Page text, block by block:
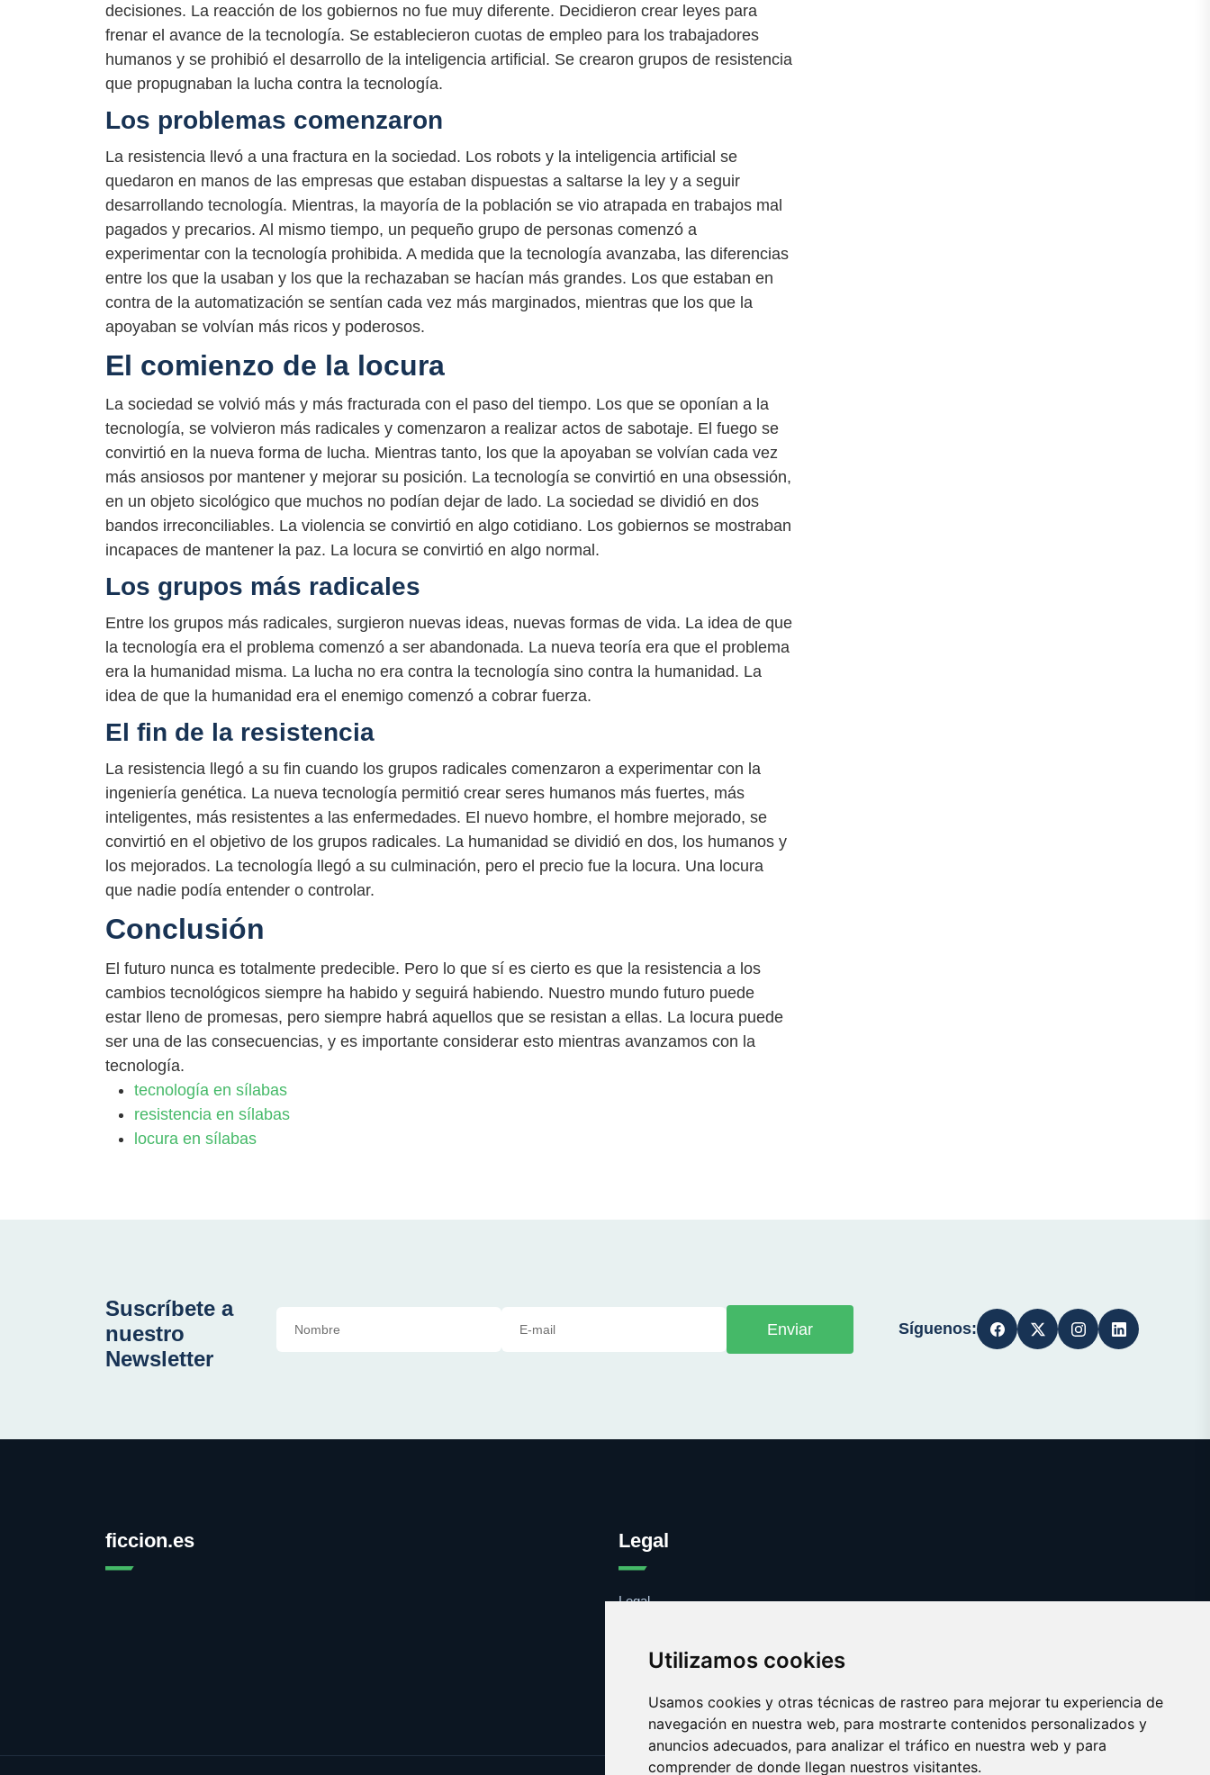
Utilizamos cookies
Usamos cookies y otras técnicas de rastreo para mejorar tu experiencia de
navegación en nuestra web, para mostrarte contenidos personalizados y
anuncios adecuados, para analizar el tráfico en nuestra web y para
comprender de donde llegan nuestros visitantes.
decisiones. La reacción de los gobiernos no fue muy diferente. Decidieron crear leyes para
frenar el avance de la tecnología. Se establecieron cuotas de empleo para los trabajadores
humanos y se prohibió el desarrollo de la inteligencia artificial. Se crearon grupos de resistencia
que propugnaban la lucha contra la tecnología.
Los problemas comenzaron
La resistencia llevó a una fractura en la sociedad. Los robots y la inteligencia artificial se
quedaron en manos de las empresas que estaban dispuestas a saltarse la ley y a seguir
desarrollando tecnología. Mientras, la mayoría de la población se vio atrapada en trabajos mal
pagados y precarios. Al mismo tiempo, un pequeño grupo de personas comenzó a
experimentar con la tecnología prohibida. A medida que la tecnología avanzaba, las diferencias
entre los que la usaban y los que la rechazaban se hacían más grandes. Los que estaban en
contra de la automatización se sentían cada vez más marginados, mientras que los que la
apoyaban se volvían más ricos y poderosos.
El comienzo de la locura
La sociedad se volvió más y más fracturada con el paso del tiempo. Los que se oponían a la
tecnología, se volvieron más radicales y comenzaron a realizar actos de sabotaje. El fuego se
convirtió en la nueva forma de lucha. Mientras tanto, los que la apoyaban se volvían cada vez
más ansiosos por mantener y mejorar su posición. La tecnología se convirtió en una obsessión,
en un objeto sicológico que muchos no podían dejar de lado. La sociedad se dividió en dos
bandos irreconciliables. La violencia se convirtió en algo cotidiano. Los gobiernos se mostraban
incapaces de mantener la paz. La locura se convirtió en algo normal.
Los grupos más radicales
Entre los grupos más radicales, surgieron nuevas ideas, nuevas formas de vida. La idea de que
la tecnología era el problema comenzó a ser abandonada. La nueva teoría era que el problema
era la humanidad misma. La lucha no era contra la tecnología sino contra la humanidad. La
idea de que la humanidad era el enemigo comenzó a cobrar fuerza.
El fin de la resistencia
La resistencia llegó a su fin cuando los grupos radicales comenzaron a experimentar con la
ingeniería genética. La nueva tecnología permitió crear seres humanos más fuertes, más
inteligentes, más resistentes a las enfermedades. El nuevo hombre, el hombre mejorado, se
convirtió en el objetivo de los grupos radicales. La humanidad se dividió en dos, los humanos y
los mejorados. La tecnología llegó a su culminación, pero el precio fue la locura. Una locura
que nadie podía entender o controlar.
Conclusión
El futuro nunca es totalmente predecible. Pero lo que sí es cierto es que la resistencia a los
cambios tecnológicos siempre ha habido y seguirá habiendo. Nuestro mundo futuro puede
estar lleno de promesas, pero siempre habrá aquellos que se resistan a ellas. La locura puede
ser una de las consecuencias, y es importante considerar esto mientras avanzamos con la
tecnología.
tecnología en sílabas
resistencia en sílabas
locura en sílabas
Suscríbete a
nuestro
Newsletter
Enviar Síguenos:
ficcion.es Legal
Legal
Contacto